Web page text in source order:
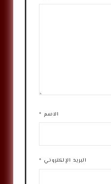
الاسم *
البريد الإلكتروني *